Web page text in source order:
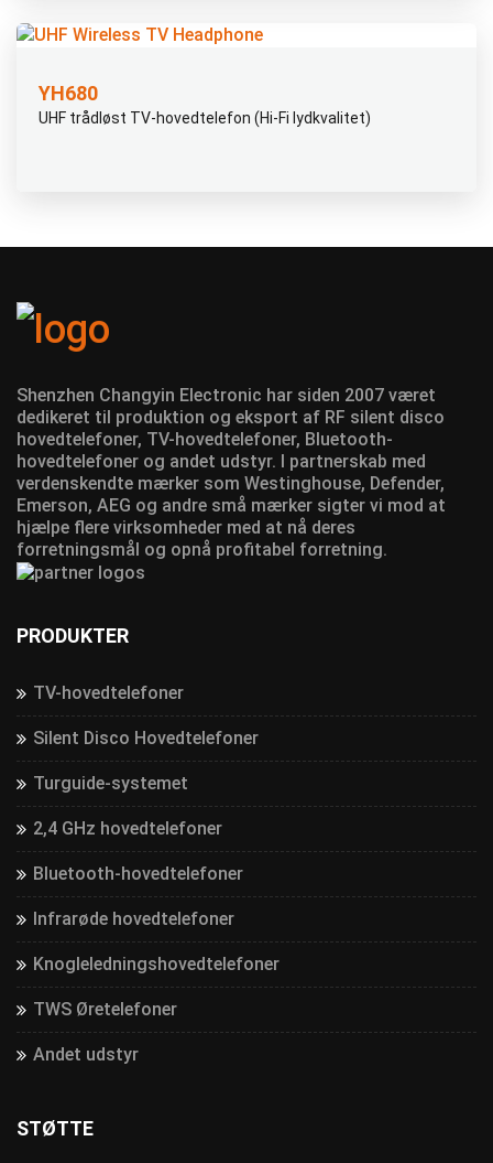
YH680
UHF trådløst TV-hovedtelefon (Hi-Fi lydkvalitet)
Shenzhen Changyin Electronic har siden 2007 været
dedikeret til produktion og eksport af RF silent disco
hovedtelefoner, TV-hovedtelefoner, Bluetooth-
hovedtelefoner og andet udstyr. I partnerskab med
verdenskendte mærker som Westinghouse, Defender,
Emerson, AEG og andre små mærker sigter vi mod at
hjælpe flere virksomheder med at nå deres
forretningsmål og opnå profitabel forretning.
PRODUKTER
TV-hovedtelefoner
Silent Disco Hovedtelefoner
Turguide-systemet
2,4 GHz hovedtelefoner
Bluetooth-hovedtelefoner
Infrarøde hovedtelefoner
Knogleledningshovedtelefoner
TWS Øretelefoner
Andet udstyr
STØTTE